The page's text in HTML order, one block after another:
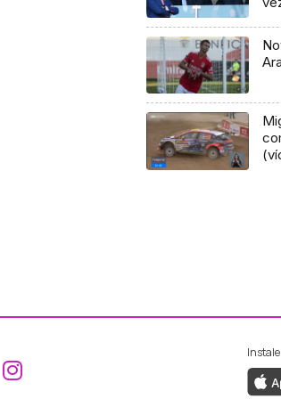
Aceder ao Facebook da
Aceder ao Instagram da